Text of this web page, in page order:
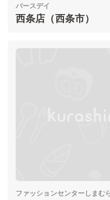
バースデイ
西条店（西条市）
ファッションセンターしまむ